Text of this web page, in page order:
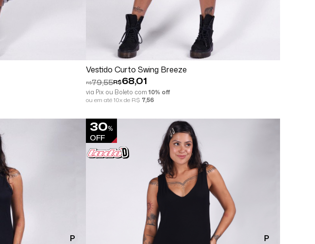
Vestido Curto Swing Breeze
R$79,55R$68,01
via Pix ou Boleto com10% off
ou em até 10x de R$ 7,56
Comprar
P
30%
OFF
P